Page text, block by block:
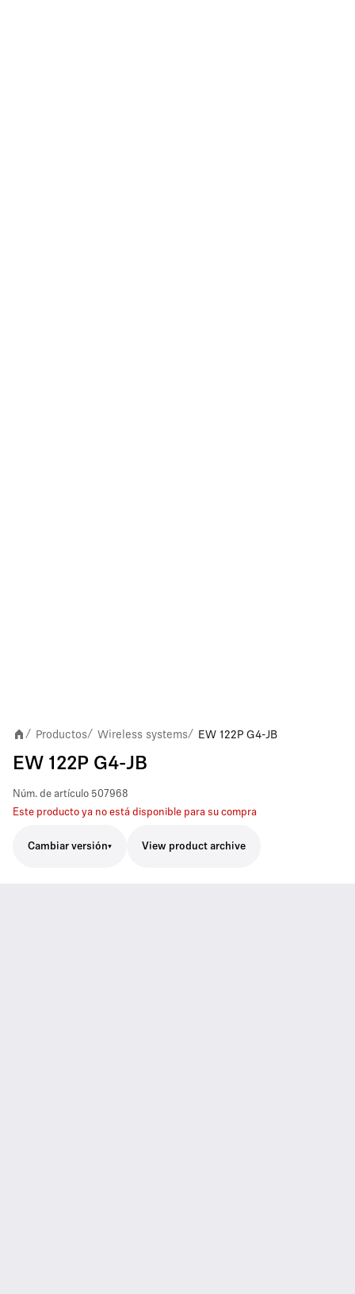
/ Productos/ Wireless systems/ EW 122P G4-JB
EW 122P G4-JB
Núm. de artículo 507968
Este producto ya no está disponible para su compra
Cambiar versión View product archive